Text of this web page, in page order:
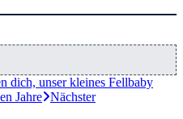
dich, unser kleines Fellbaby
Jahre Nächster